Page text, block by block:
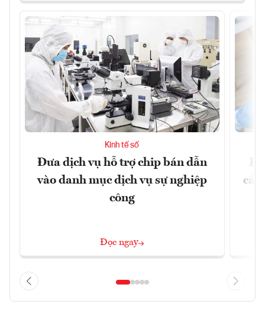
Kinh tế số
Đưa dịch vụ hỗ trợ chip bán dẫn
vào danh mục dịch vụ sự nghiệp
công
Đọc ngay